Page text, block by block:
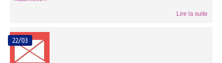
Lire la suite
22/03